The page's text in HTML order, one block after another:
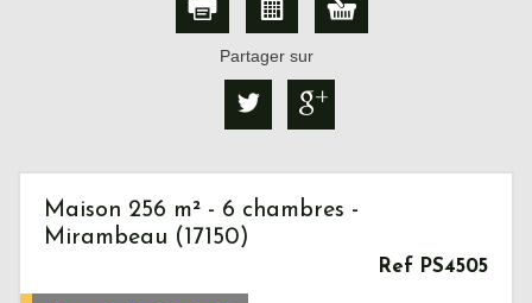
Partager sur
Maison 256 m² - 6 chambres -
Mirambeau (17150)
Ref PS4505